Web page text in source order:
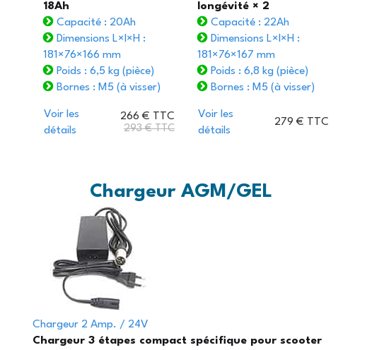
18Ah
Capacité : 20Ah
Dimensions L×l×H :
181×76×166 mm
Poids : 6,5 kg (pièce)
Bornes : M5 (à visser)
Voir les
détails
266 € TTC
293 € TTC
longévité × 2
Capacité : 22Ah
Dimensions L×l×H :
181×76×167 mm
Poids : 6,8 kg (pièce)
Bornes : M5 (à visser)
Voir les
détails
279 € TTC
Chargeur AGM/GEL
Chargeur 2 Amp. / 24V
Chargeur 3 étapes compact spécifique pour scooter